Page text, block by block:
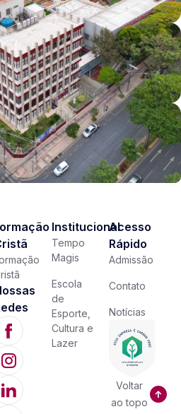
Institucional
Tempo
Magis
Escola
de
Esporte,
Cultura e
Lazer
Acesso
Rápido
Admissão
Contato
Notícias
Voltar
ao topo